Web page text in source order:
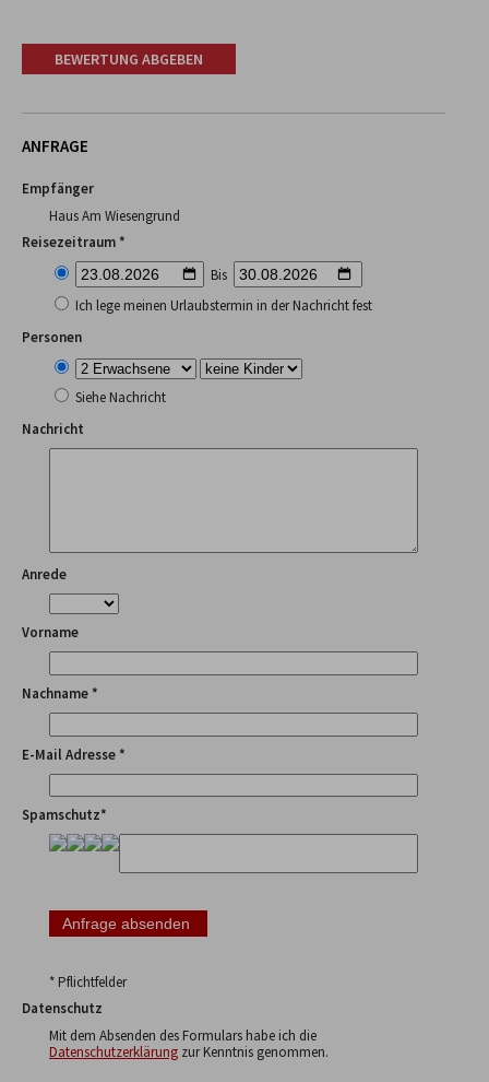
BEWERTUNG ABGEBEN
ANFRAGE
Empfänger
Haus Am Wiesengrund
Reisezeitraum *
Bis
Ich lege meinen Urlaubstermin in der Nachricht fest
Personen
Siehe Nachricht
Nachricht
Anrede
Vorname
Nachname *
E-Mail Adresse *
Spamschutz*
* Pflichtfelder
Datenschutz
Mit dem Absenden des Formulars habe ich die
Datenschutzerklärung zur Kenntnis genommen.